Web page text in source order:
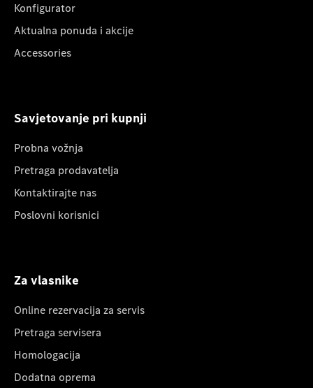
Konfigurator
Aktualna ponuda i akcije
Accessories
Savjetovanje pri kupnji
Probna vožnja
Pretraga prodavatelja
Kontaktirajte nas
Poslovni korisnici
Za vlasnike
Online rezervacija za servis
Pretraga servisera
Homologacija
Dodatna oprema